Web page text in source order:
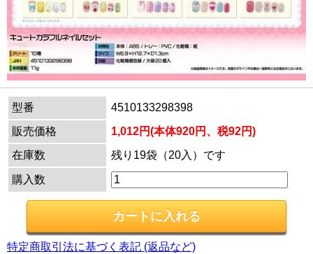
型番
4510133298398
販売価格
1,012円(本体920円、税92円)
在庫数
残り19袋（20入）です
購入数
特定商取引法に基づく表記 (返品など)